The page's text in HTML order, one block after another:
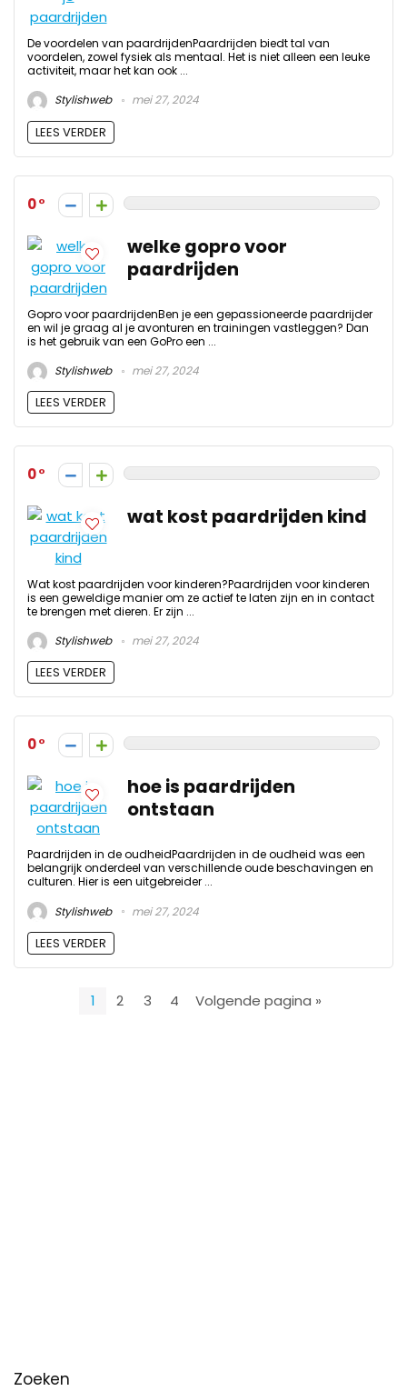
De voordelen van paardrijdenPaardrijden biedt tal van
voordelen, zowel fysiek als mentaal. Het is niet alleen een leuke
activiteit, maar het kan ook ...
Stylishweb
mei 27, 2024
LEES VERDER
0
welke gopro voor
paardrijden
Gopro voor paardrijdenBen je een gepassioneerde paardrijder
en wil je graag al je avonturen en trainingen vastleggen? Dan
is het gebruik van een GoPro een ...
Stylishweb
mei 27, 2024
LEES VERDER
0
wat kost paardrijden kind
Wat kost paardrijden voor kinderen?Paardrijden voor kinderen
is een geweldige manier om ze actief te laten zijn en in contact
te brengen met dieren. Er zijn ...
Stylishweb
mei 27, 2024
LEES VERDER
0
hoe is paardrijden
ontstaan
Paardrijden in de oudheidPaardrijden in de oudheid was een
belangrijk onderdeel van verschillende oude beschavingen en
culturen. Hier is een uitgebreider ...
Stylishweb
mei 27, 2024
LEES VERDER
1 2 3 4 Volgende pagina »
Zoeken